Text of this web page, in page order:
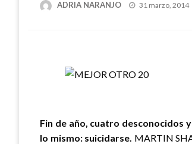
ADRIA NARANJO
Publicado
31 marzo, 2014
Fin de año, cuatro desconocidos
lo mismo: suicidarse. MARTIN